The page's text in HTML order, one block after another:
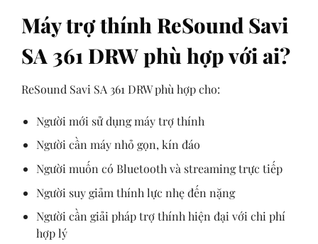
Máy trợ thính ReSound Savi
SA 361 DRW phù hợp với ai?
ReSound Savi SA 361 DRW phù hợp cho:
Người mới sử dụng máy trợ thính
Người cần máy nhỏ gọn, kín đáo
Người muốn có Bluetooth và streaming trực tiếp
Người suy giảm thính lực nhẹ đến nặng
Người cần giải pháp trợ thính hiện đại với chi phí
hợp lý